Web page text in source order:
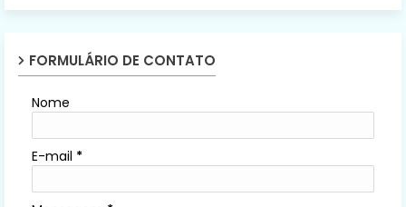
FORMULÁRIO DE CONTATO
Nome
E-mail *